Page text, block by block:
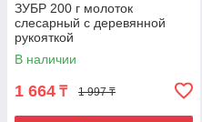
ЗУБР 200 г молоток
слесарный с деревянной
рукояткой
В наличии
1 664 ₸ 1 997 ₸